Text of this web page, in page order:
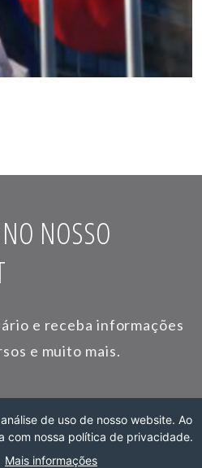
NOSSO
e receba informações
e muito mais.
de uso de nosso website. Ao
com nossa política de privacidade.
Mais informações